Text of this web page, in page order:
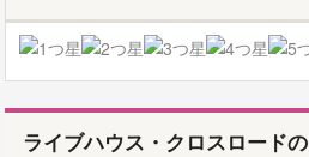
ライブハウス・クロスロード